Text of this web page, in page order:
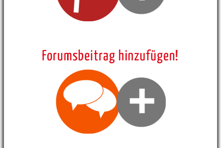
Forumsbeitrag hinzufügen!